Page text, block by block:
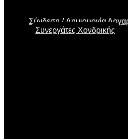
Σύνδεση
Δημιουργία
Συνεργάτες Χονδρικής